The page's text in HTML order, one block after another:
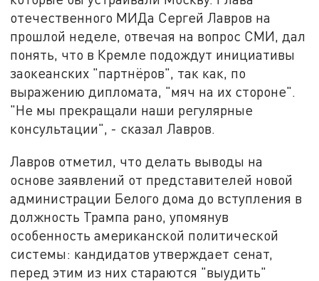
отечественного МИДа Сергей Лавров на
прошлой неделе, отвечая на вопрос СМИ, дал
понять, что в Кремле подождут инициативы
заокеанских "партнёров", так как, по
выражению дипломата, "мяч на их стороне".
"Не мы прекращали наши регулярные
консультации", - сказал Лавров.
Лавров отметил, что делать выводы на
основе заявлений от представителей новой
администрации Белого дома до вступления в
должность Трампа рано, упомянув
особенность американской политической
системы: кандидатов утверждает сенат,
перед этим из них стараются "выудить"